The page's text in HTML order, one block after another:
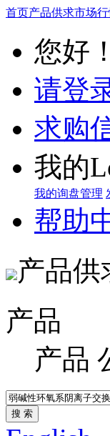
首页产品供求市场
您好
请登
求购
我的
我的询盘管理
帮助
产品供
产品
产品
搜 索